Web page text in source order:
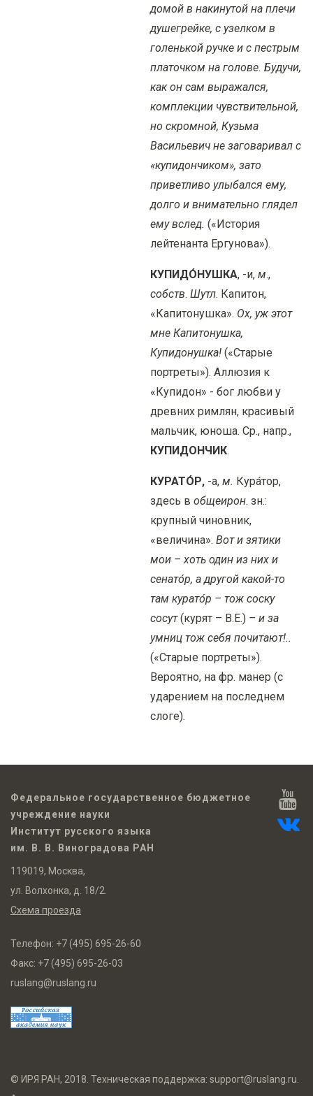
домой в накинутой на плечи
душегрейке, с узелком в
голенькой ручке и с пестрым
платочком на голове. Будучи,
как он сам выражался,
комплекции чувствительной,
но скромной, Кузьма
Васильевич не заговаривал с
«купидончиком», зато
приветливо улыбался ему,
долго и внимательно глядел
ему вслед. («История
лейтенанта Ергунова»).
КУПИДО́НУШКА, -и, м.,
собств. Шутл. Капитон,
«Капитонушка». Ох, уж этот
мне Капитонушка,
Купидонушка! («Старые
портреты»). Аллюзия к
«Купидон» - бог любви у
древних римлян, красивый
мальчик, юноша. Ср., напр.,
КУПИДОНЧИК.
КУРАТО́Р, -а, м. Кура́тор,
здесь в общеирон. зн.:
крупный чиновник,
«величина». Вот и зятики
мои – хоть один из них и
сенато́р, а другой какой-то
там курато́р – тож соску
сосут(курят – В.Е.) – и за
умниц тож себя почитают!..
(«Старые портреты»).
Вероятно, на фр. манер (с
ударением на последнем
слоге).
Федеральное государственное бюджетное
учреждение науки
Институт русского языка
им. В. В. Виноградова РАН
119019, Москва,
ул. Волхонка, д. 18/2.
Схема проезда
Телефон: +7 (495) 695-26-60
Факс: +7 (495) 695-26-03
ruslang@ruslang.ru
© ИРЯ РАН, 2018. Техническая поддержка: support@ruslang.ru